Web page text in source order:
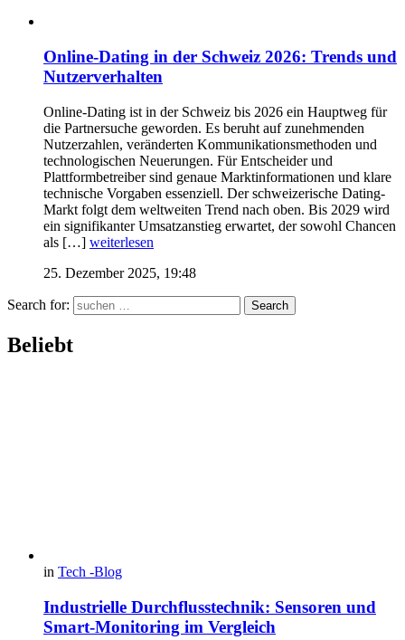
Online-Dating in der Schweiz 2026: Trends und
Nutzerverhalten
Online-Dating ist in der Schweiz bis 2026 ein Hauptweg für
die Partnersuche geworden. Es beruht auf zunehmenden
Nutzerzahlen, veränderten Kommunikationsmethoden und
technologischen Neuerungen. Für Entscheider und
Plattformbetreiber sind genaue Marktinformationen und klare
technische Vorgaben essenziell. Der schweizerische Dating-
Markt folgt dem weltweiten Trend nach oben. Bis 2029 wird
ein signifikanter Umsatzanstieg erwartet, der sowohl Chancen
als […] weiterlesen
25. Dezember 2025, 19:48
Search for: Search
Beliebt
in Tech -Blog
Industrielle Durchflusstechnik: Sensoren und
Smart-Monitoring im Vergleich